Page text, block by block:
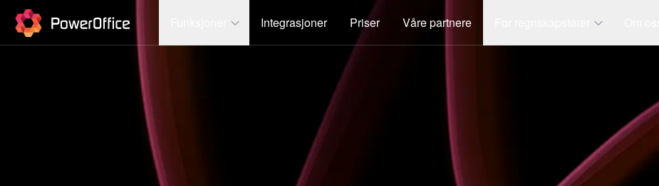
PowerOffice
Integrasjoner Priser Våre partnere